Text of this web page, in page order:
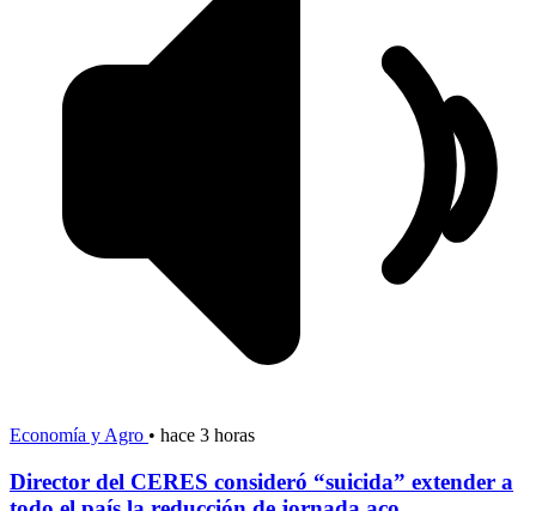
Economía y Agro • hace 3 horas
Director del CERES consideró “suicida” extender a